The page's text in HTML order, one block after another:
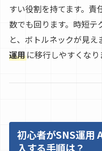
すい役割を持てます。責
数でも回ります。時短テ
と、ボトルネックが見え
運用に移行しやすくなり
初心者がSNS運用
入する手順は？